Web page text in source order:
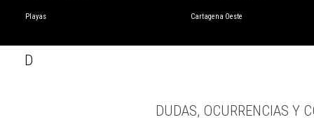
Playas Cartagena Oeste
D
DUDAS, OCURRENCIAS Y